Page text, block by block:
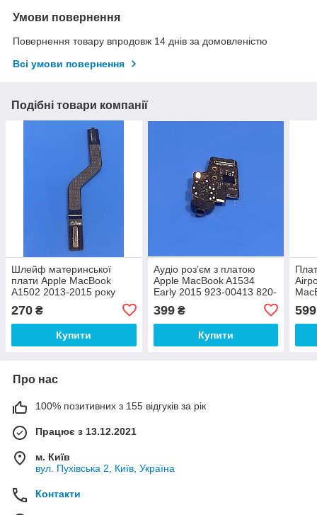
Умови повернення
Повернення товару впродовж 14 днів за домовленістю
Всі умови повернення
Подібні товари компанії
Шлейф материнської
плати Apple MacBook
A1502 2013-2015 року
270 ₴
Купити
Аудіо розʼєм з платою
Apple MacBook A1534
Early 2015 923-00413 820-
399₴
Купити
599
Про нас
100% позитивних з 155 відгуків за рік
Працює з 13.12.2021
м. Київ
вул. Пухівська 2, Київ, Україна
Контакти